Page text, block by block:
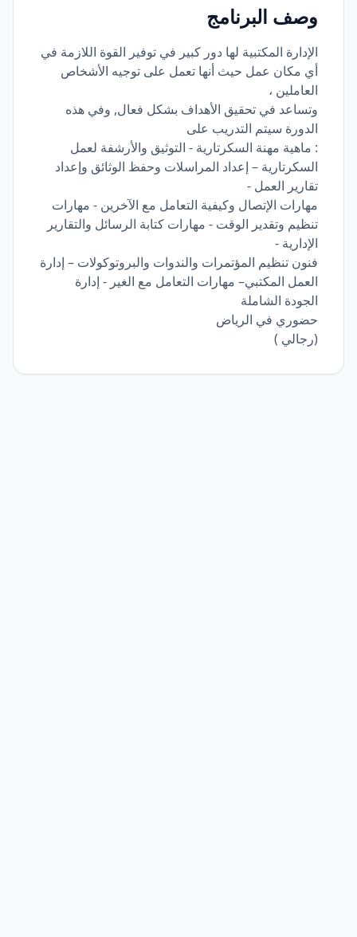
وصف البرنامج
الإدارة المكتبية لها دور كبير في توفير القوة اللازمة في
أي مكان عمل حيث أنها تعمل على توجيه الأشخاص
العاملين ،
وتساعد في تحقيق الأهداف بشكل فعال, وفي هذه
الدورة سيتم التدريب على
: ماهية مهنة السكرتارية - التوثيق والأرشفة لعمل
السكرتارية – إعداد المراسلات وحفظ الوثائق وإعداد
تقارير العمل -
مهارات الإتصال وكيفية التعامل مع الآخرين - مهارات
تنظيم وتقدير الوقت - مهارات كتابة الرسائل والتقارير
الإدارية -
فنون تنظيم المؤتمرات والندوات والبروتوكولات – إدارة
العمل المكتبي– مهارات التعامل مع الغير - إدارة
الجودة الشاملة
حضوري في الرياض
(رجالي )